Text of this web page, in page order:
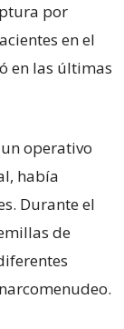
por
en el
en las últimas
operativo
había
Durante el
de